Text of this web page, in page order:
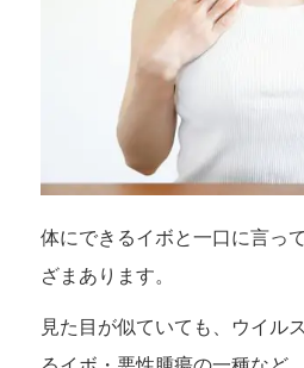
体にできるイボと一口に言っ
ざまあります。
見た目が似ていても、ウイル